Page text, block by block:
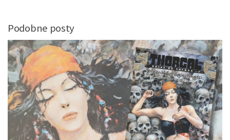
Podobne posty